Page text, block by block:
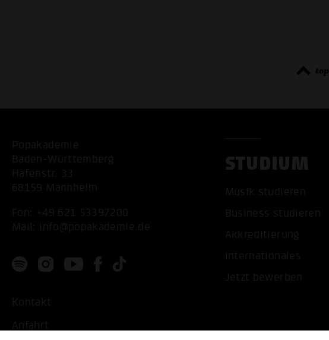
top
Popakademie
Baden-Württemberg
Hafenstr. 33
68159 Mannheim
Fon: +49 621 53397200
Mail: info@popakademie.de
Kontakt
Anfahrt
STUDIUM
Musik studieren
Business studieren
Akkreditierung
Internationales
Jetzt bewerben